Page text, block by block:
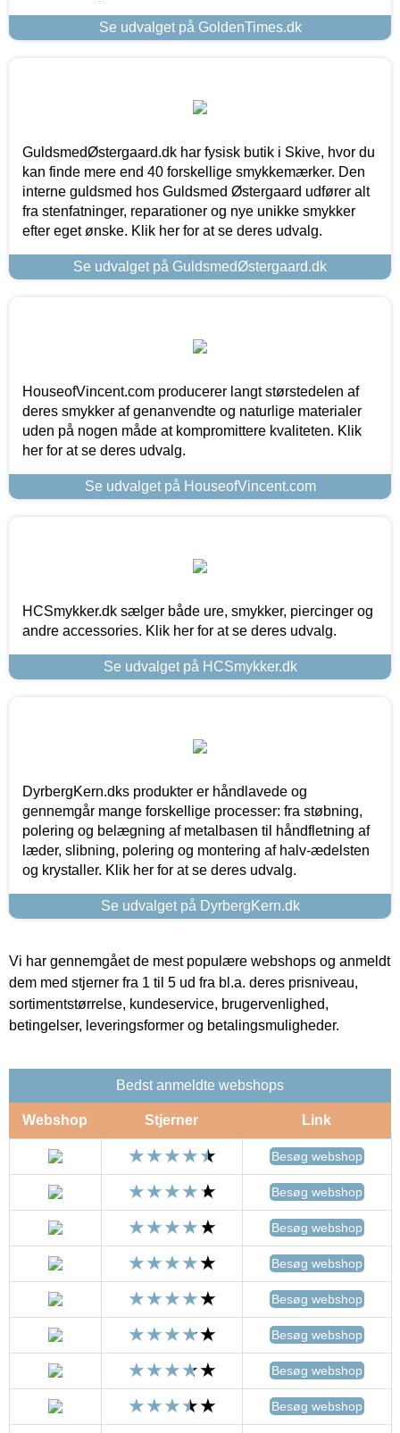
Se udvalget på GoldenTimes.dk
GuldsmedØstergaard.dk har fysisk butik i Skive, hvor du
kan finde mere end 40 forskellige smykkemærker. Den
interne guldsmed hos Guldsmed Østergaard udfører alt
fra stenfatninger, reparationer og nye unikke smykker
efter eget ønske. Klik her for at se deres udvalg.
Se udvalget på GuldsmedØstergaard.dk
HouseofVincent.com producerer langt størstedelen af
deres smykker af genanvendte og naturlige materialer
uden på nogen måde at kompromittere kvaliteten. Klik
her for at se deres udvalg.
Se udvalget på HouseofVincent.com
HCSmykker.dk sælger både ure, smykker, piercinger og
andre accessories. Klik her for at se deres udvalg.
Se udvalget på HCSmykker.dk
DyrbergKern.dks produkter er håndlavede og
gennemgår mange forskellige processer: fra støbning,
polering og belægning af metalbasen til håndfletning af
læder, slibning, polering og montering af halv-ædelsten
og krystaller. Klik her for at se deres udvalg.
Se udvalget på DyrbergKern.dk
Vi har gennemgået de mest populære webshops og anmeldt
dem med stjerner fra 1 til 5 ud fra bl.a. deres prisniveau,
sortimentstørrelse, kundeservice, brugervenlighed,
betingelser, leveringsformer og betalingsmuligheder.
Bedst anmeldte webshops
Webshop Stjerner Link
Besøg webshop
Besøg webshop
Besøg webshop
Besøg webshop
Besøg webshop
Besøg webshop
Besøg webshop
Besøg webshop